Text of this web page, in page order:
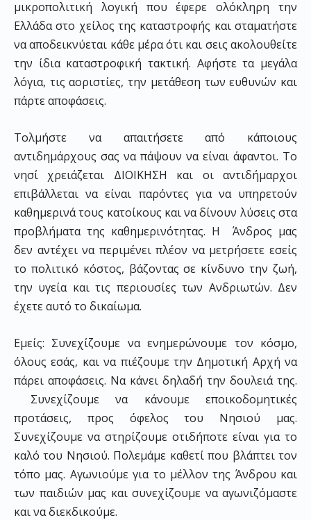
μικροπολιτική λογική που έφερε ολόκληρη την
Ελλάδα στο χείλος της καταστροφής και σταματήστε
να αποδεικνύεται κάθε μέρα ότι και σεις ακολουθείτε
την ίδια καταστροφική τακτική. Αφήστε τα μεγάλα
λόγια, τις αοριστίες, την μετάθεση των ευθυνών και
πάρτε αποφάσεις.
Τολμήστε να απαιτήσετε από κάποιους
αντιδημάρχους σας να πάψουν να είναι άφαντοι. Το
νησί χρειάζεται ΔΙΟΙΚΗΣΗ και οι αντιδήμαρχοι
επιβάλλεται να είναι παρόντες για να υπηρετούν
καθημερινά τους κατοίκους και να δίνουν λύσεις στα
προβλήματα της καθημερινότητας. Η Άνδρος μας
δεν αντέχει να περιμένει πλέον να μετρήσετε εσείς
το πολιτικό κόστος, βάζοντας σε κίνδυνο την ζωή,
την υγεία και τις περιουσίες των Ανδριωτών. Δεν
έχετε αυτό το δικαίωμα.
Εμείς: Συνεχίζουμε να ενημερώνουμε τον κόσμο,
όλους εσάς, και να πιέζουμε την Δημοτική Αρχή να
πάρει αποφάσεις. Να κάνει δηλαδή την δουλειά της.
Συνεχίζουμε να κάνουμε εποικοδομητικές
προτάσεις, προς όφελος του Νησιού μας.
Συνεχίζουμε να στηρίζουμε οτιδήποτε είναι για το
καλό του Νησιού. Πολεμάμε καθετί που βλάπτει τον
τόπο μας. Αγωνιούμε για το μέλλον της Άνδρου και
των παιδιών μας και συνεχίζουμε να αγωνιζόμαστε
και να διεκδικούμε.